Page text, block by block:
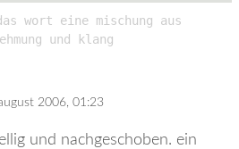
wort eine mischung aus
und klang
2006, 01:23
und nachgeschoben. ein